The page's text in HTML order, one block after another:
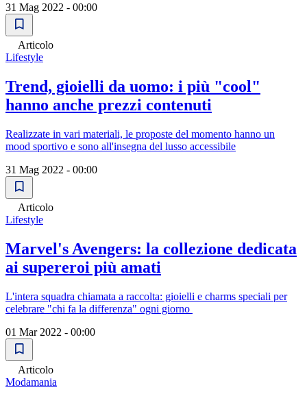
31 Mag 2022 - 00:00
Articolo
Lifestyle
Trend, gioielli da uomo: i più "cool"
hanno anche prezzi contenuti
Realizzate in vari materiali, le proposte del momento hanno un
mood sportivo e sono all'insegna del lusso accessibile
31 Mag 2022 - 00:00
Articolo
Lifestyle
Marvel's Avengers: la collezione dedicata
ai supereroi più amati
L'intera squadra chiamata a raccolta: gioielli e charms speciali per
celebrare "chi fa la differenza" ogni giorno
01 Mar 2022 - 00:00
Articolo
Modamania